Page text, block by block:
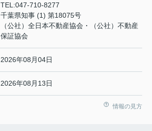
TEL:047-710-8277
千葉県知事 (1) 第18075号
（公社）全日本不動産協会・（公社）不動産
保証協会
2026年08月04日
2026年08月13日
情報の見方